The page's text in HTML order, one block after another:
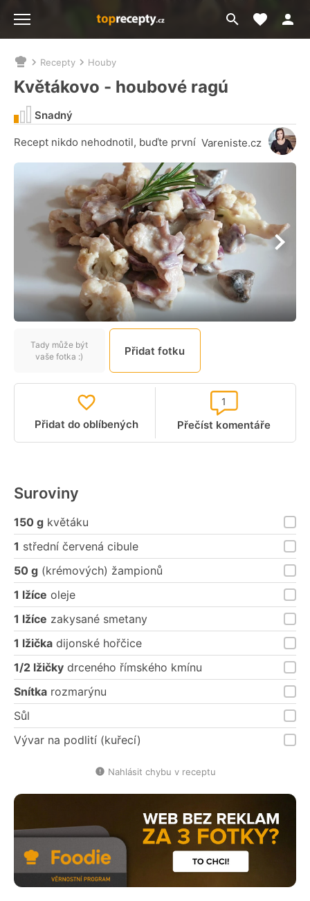
Přejít
na
Moje
Nacházíte
se
zde:
Recepty Houby
Květákovo - houbové ragú
Recept nikdo nehodnotil, buďte první Vareniste.cz
Snadný
Tady může být
vaše fotka :)
Přidat fotku
Přidat do oblíbených Přečíst komentáře
1
Suroviny
150 g květáku
1 střední červená cibule
50 g (krémových) žampionů
1 lžíce oleje
1 lžíce zakysané smetany
1 lžička dijonské hořčice
1/2 lžičky drceného římského kmínu
Snítka rozmarýnu
Sůl
Vývar na podlití (kuřecí)
Nahlásit chybu v receptu